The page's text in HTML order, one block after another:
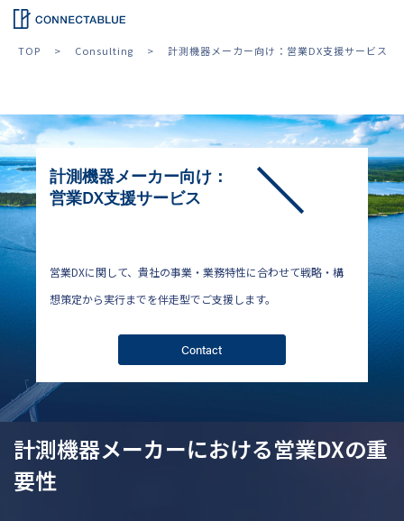
TOP Consulting 計測機器メーカー向け：営業DX支援サービス
計測機器メーカー向け：
営業DX支援サービス
営業DXに関して、貴社の事業・業務特性に合わせて戦略・構
想策定から実行までを伴走型でご支援します。
Contact
計測機器メーカーにおける営業DXの重
要性